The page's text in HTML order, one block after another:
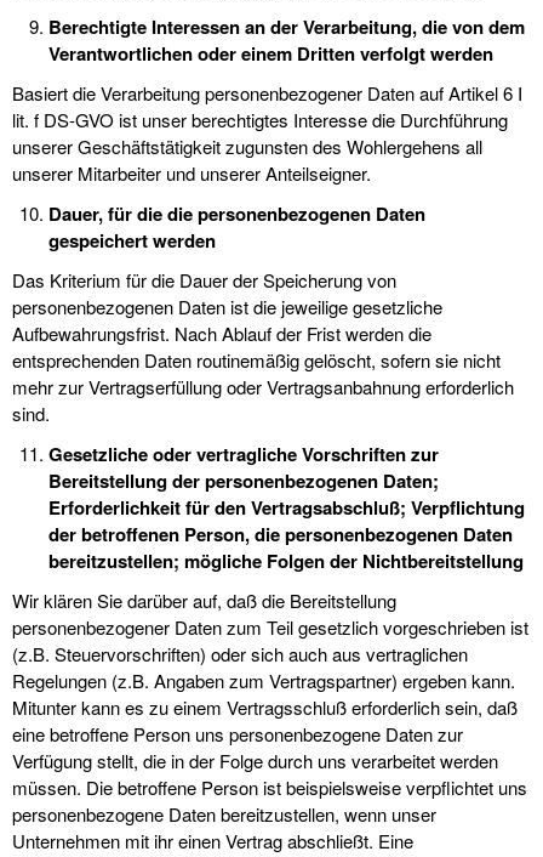
Berechtigte Interessen an der Verarbeitung, die von dem
Verantwortlichen oder einem Dritten verfolgt werden
Basiert die Verarbeitung personenbezogener Daten auf Artikel 6 I
lit. f DS-GVO ist unser berechtigtes Interesse die Durchführung
unserer Geschäftstätigkeit zugunsten des Wohlergehens all
unserer Mitarbeiter und unserer Anteilseigner.
Dauer, für die die personenbezogenen Daten
gespeichert werden
Das Kriterium für die Dauer der Speicherung von
personenbezogenen Daten ist die jeweilige gesetzliche
Aufbewahrungsfrist. Nach Ablauf der Frist werden die
entsprechenden Daten routinemäßig gelöscht, sofern sie nicht
mehr zur Vertragserfüllung oder Vertragsanbahnung erforderlich
sind.
Gesetzliche oder vertragliche Vorschriften zur
Bereitstellung der personenbezogenen Daten;
Erforderlichkeit für den Vertragsabschluß; Verpflichtung
der betroffenen Person, die personenbezogenen Daten
bereitzustellen; mögliche Folgen der Nichtbereitstellung
Wir klären Sie darüber auf, daß die Bereitstellung
personenbezogener Daten zum Teil gesetzlich vorgeschrieben ist
(z.B. Steuervorschriften) oder sich auch aus vertraglichen
Regelungen (z.B. Angaben zum Vertragspartner) ergeben kann.
Mitunter kann es zu einem Vertragsschluß erforderlich sein, daß
eine betroffene Person uns personenbezogene Daten zur
Verfügung stellt, die in der Folge durch uns verarbeitet werden
müssen. Die betroffene Person ist beispielsweise verpflichtet uns
personenbezogene Daten bereitzustellen, wenn unser
Unternehmen mit ihr einen Vertrag abschließt. Eine